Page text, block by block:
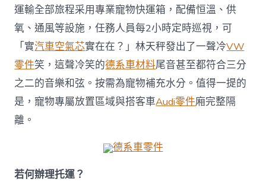
運輸全部旅程采用專業寵物快運箱，配備恒溫、供
氧、通風等設施，任務人員每2小時定時巡視，可
「實汽車空氣芯實在在？」林天秤發出了一聲冷VW
零件笑，這聲冷笑的德系車材料尾音甚至都符合三分
之二的音樂和弦。按需為寵物補充水分。值得一提的
是，寵物專屬放置區域與搭客車Audi零件廂完整隔
離。
德系車零件
若何辦理托運？